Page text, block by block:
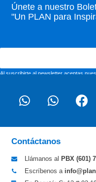
Únete a nuestro
"Un PLAN para
Al suscribirte al newsletter aceptas
Contáctanos
Llámanos al PBX (601)
Escríbenos a